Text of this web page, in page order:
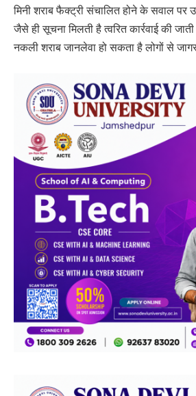
मिनी शराब फैक्ट्री संचालित होने के सवाल पर
जैसे ही सूचना मिलती है त्वरित कार्रवाई की
नकली शराब जानलेवा हो सकता है लोगों से